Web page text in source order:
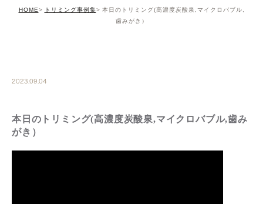
HOME トリミング事例集
本日のトリミング(高濃度炭酸泉,マイクロバブル,
歯みがき）
2023.09.04
本日のトリミング(高濃度炭酸泉,マイクロバブル,歯み
がき）